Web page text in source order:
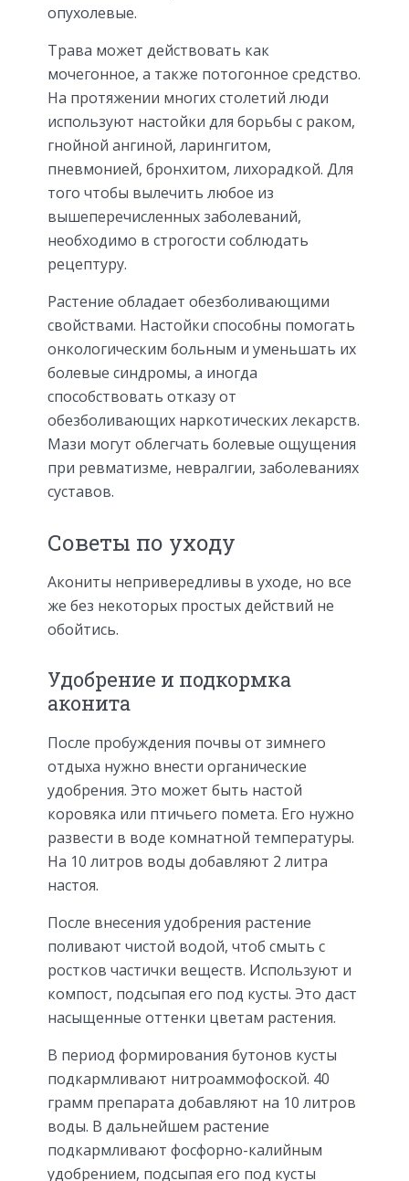
опухолевые.
Трава может действовать как
мочегонное, а также потогонное средство.
На протяжении многих столетий люди
используют настойки для борьбы с раком,
гнойной ангиной, ларингитом,
пневмонией, бронхитом, лихорадкой. Для
того чтобы вылечить любое из
вышеперечисленных заболеваний,
необходимо в строгости соблюдать
рецептуру.
Растение обладает обезболивающими
свойствами. Настойки способны помогать
онкологическим больным и уменьшать их
болевые синдромы, а иногда
способствовать отказу от
обезболивающих наркотических лекарств.
Мази могут облегчать болевые ощущения
при ревматизме, невралгии, заболеваниях
суставов.
Советы по уходу
Акониты непривередливы в уходе, но все
же без некоторых простых действий не
обойтись.
Удобрение и подкормка
аконита
После пробуждения почвы от зимнего
отдыха нужно внести органические
удобрения. Это может быть настой
коровяка или птичьего помета. Его нужно
развести в воде комнатной температуры.
На 10 литров воды добавляют 2 литра
настоя.
После внесения удобрения растение
поливают чистой водой, чтоб смыть с
ростков частички веществ. Используют и
компост, подсыпая его под кусты. Это даст
насыщенные оттенки цветам растения.
В период формирования бутонов кусты
подкармливают нитроаммофоской. 40
грамм препарата добавляют на 10 литров
воды. В дальнейшем растение
подкармливают фосфорно-калийным
удобрением, подсыпая его под кусты